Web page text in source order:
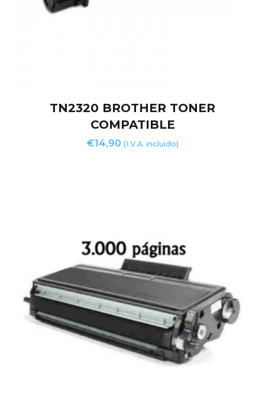
TN2320 BROTHER TONER
COMPATIBLE
€14,90 (I.V.A. incluido)